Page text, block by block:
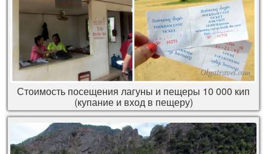
Стоимость посещения лагуны и пещеры 10 000 кип
(купание и вход в пещеру)